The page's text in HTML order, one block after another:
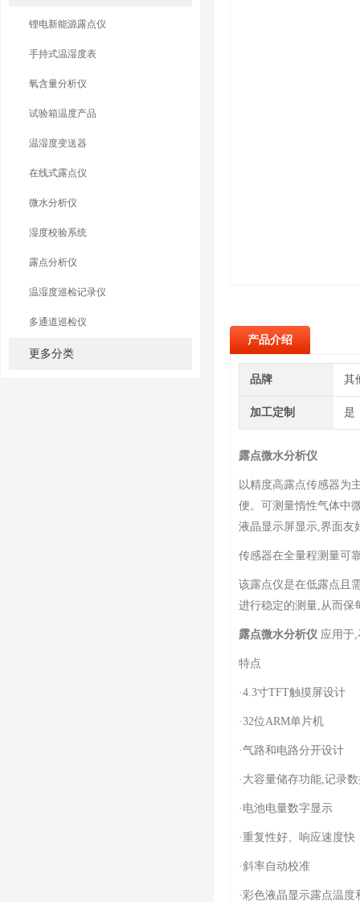
锂电新能源露点仪
手持式温湿度表
氧含量分析仪
试验箱温度产品
温湿度变送器
在线式露点仪
微水分析仪
湿度校验系统
露点分析仪
温湿度巡检记录仪
多通道巡检仪
更多分类
产品介绍
品牌 其
加工定制 是
露点微水分析仪
以精度高露点传感器为
便。可测量惰性气体中
液晶显示屏显示,界面友
传感器在全量程测量可
该露点仪是在低露点且
进行稳定的测量,从而保
露点微水分析仪 应用于
特点
·4.3寸TFT触摸屏设计
·32位ARM单片机
·气路和电路分开设计
·大容量储存功能,记录
·电池电量数字显示
·重复性好、响应速度快
·斜率自动校准
·彩色液晶显示露点温度